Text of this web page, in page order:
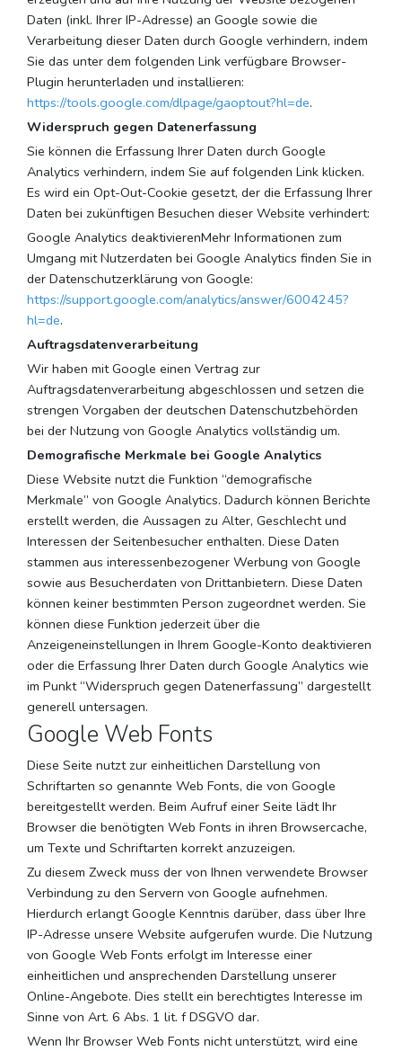
Daten (inkl. Ihrer IP-Adresse) an Google sowie die
Verarbeitung dieser Daten durch Google verhindern, indem
Sie das unter dem folgenden Link verfügbare Browser-
Plugin herunterladen und installieren:
https://tools.google.com/dlpage/gaoptout?hl=de.
Widerspruch gegen Datenerfassung
Sie können die Erfassung Ihrer Daten durch Google
Analytics verhindern, indem Sie auf folgenden Link klicken.
Es wird ein Opt-Out-Cookie gesetzt, der die Erfassung Ihrer
Daten bei zukünftigen Besuchen dieser Website verhindert:
Google Analytics deaktivierenMehr Informationen zum
Umgang mit Nutzerdaten bei Google Analytics finden Sie in
der Datenschutzerklärung von Google:
https://support.google.com/analytics/answer/6004245?
hl=de.
Auftragsdatenverarbeitung
Wir haben mit Google einen Vertrag zur
Auftragsdatenverarbeitung abgeschlossen und setzen die
strengen Vorgaben der deutschen Datenschutzbehörden
bei der Nutzung von Google Analytics vollständig um.
Demografische Merkmale bei Google Analytics
Diese Website nutzt die Funktion “demografische
Merkmale” von Google Analytics. Dadurch können Berichte
erstellt werden, die Aussagen zu Alter, Geschlecht und
Interessen der Seitenbesucher enthalten. Diese Daten
stammen aus interessenbezogener Werbung von Google
sowie aus Besucherdaten von Drittanbietern. Diese Daten
können keiner bestimmten Person zugeordnet werden. Sie
können diese Funktion jederzeit über die
Anzeigeneinstellungen in Ihrem Google-Konto deaktivieren
oder die Erfassung Ihrer Daten durch Google Analytics wie
im Punkt “Widerspruch gegen Datenerfassung” dargestellt
generell untersagen.
Google Web Fonts
Diese Seite nutzt zur einheitlichen Darstellung von
Schriftarten so genannte Web Fonts, die von Google
bereitgestellt werden. Beim Aufruf einer Seite lädt Ihr
Browser die benötigten Web Fonts in ihren Browsercache,
um Texte und Schriftarten korrekt anzuzeigen.
Zu diesem Zweck muss der von Ihnen verwendete Browser
Verbindung zu den Servern von Google aufnehmen.
Hierdurch erlangt Google Kenntnis darüber, dass über Ihre
IP-Adresse unsere Website aufgerufen wurde. Die Nutzung
von Google Web Fonts erfolgt im Interesse einer
einheitlichen und ansprechenden Darstellung unserer
Online-Angebote. Dies stellt ein berechtigtes Interesse im
Sinne von Art. 6 Abs. 1 lit. f DSGVO dar.
Wenn Ihr Browser Web Fonts nicht unterstützt, wird eine